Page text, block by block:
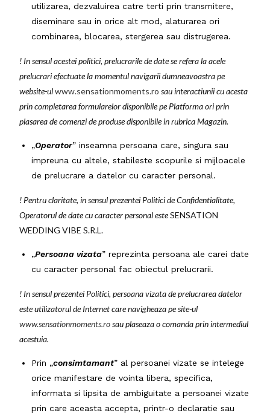
utilizarea, dezvaluirea catre terti prin transmitere,
diseminare sau in orice alt mod, alaturarea ori
combinarea, blocarea, stergerea sau distrugerea.
! In sensul acestei politici, prelucrarile de date se refera la acele
prelucrari efectuate la momentul navigarii dumneavoastra pe
website-ulwww.sensationmoments.ro sau interactiunii cu acesta
prin completarea formularelor disponibile pe Platforma ori prin
plasarea de comenzi de produse disponibile in rubrica Magazin.
„Operator” inseamna persoana care, singura sau
impreuna cu altele, stabileste scopurile si mijloacele
de prelucrare a datelor cu caracter personal.
! Pentru claritate, in sensul prezentei Politici de Confidentialitate,
Operatorul de date cu caracter personal esteSENSATION
WEDDING VIBE S.R.L.
„Persoana vizata” reprezinta persoana ale carei date
cu caracter personal fac obiectul prelucrarii.
! In sensul prezentei Politici, persoana vizata de prelucrarea datelor
este utilizatorul de Internet care navigheaza pe site-ul
www.sensationmoments.rosau plaseaza o comanda prin intermediul
acestuia.
Prin „consimtamant” al persoanei vizate se intelege
orice manifestare de vointa libera, specifica,
informata si lipsita de ambiguitate a persoanei vizate
prin care aceasta accepta, printr-o declaratie sau